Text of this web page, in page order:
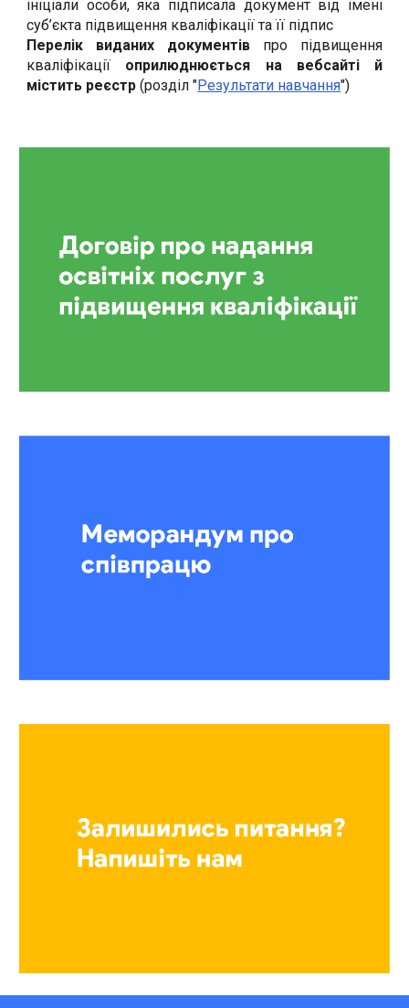
ініціали особи, яка підписала документ від імені
суб’єкта підвищення кваліфікації та її підпис
Перелік виданих документів про підвищення
кваліфікації оприлюднюється на вебсайті й
містить реєстр (розділ "Результати навчання")